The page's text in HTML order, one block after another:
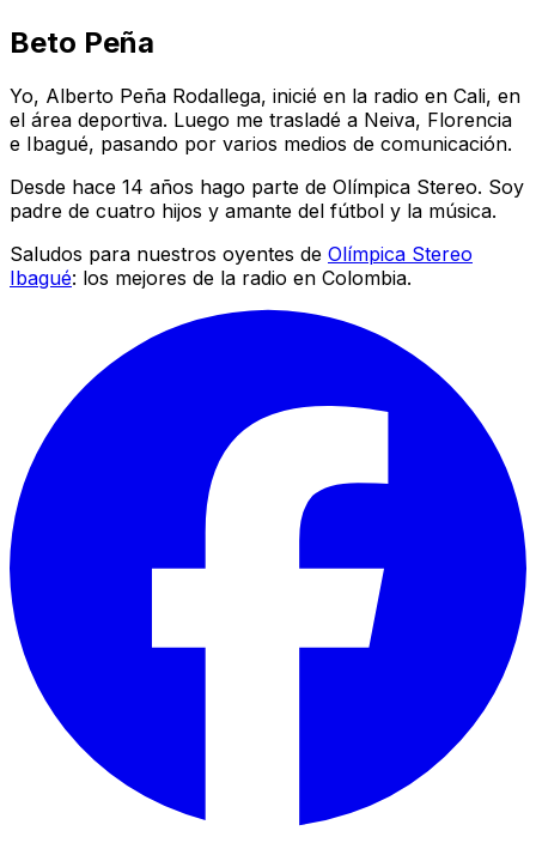
Beto Peña
Yo, Alberto Peña Rodallega, inicié en la radio en Cali, en
el área deportiva. Luego me trasladé a Neiva, Florencia
e Ibagué, pasando por varios medios de comunicación.
Desde hace 14 años hago parte de Olímpica Stereo. Soy
padre de cuatro hijos y amante del fútbol y la música.
Saludos para nuestros oyentes de Olímpica Stereo
Ibagué: los mejores de la radio en Colombia.